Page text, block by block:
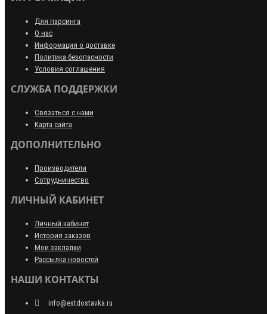
Для парсинга
О нас
Информация о доставке
Политика безопасности
Условия соглашения
СЛУЖБА ПОДДЕРЖКИ
Связаться с нами
Карта сайта
ДОПОЛНИТЕЛЬНО
Производители
Сотрудничество
ЛИЧНЫЙ КАБИНЕТ
Личный кабинет
История заказов
Мои закладки
Рассылка новостей
НАШИ КОНТАКТЫ
info@estdostavka.ru